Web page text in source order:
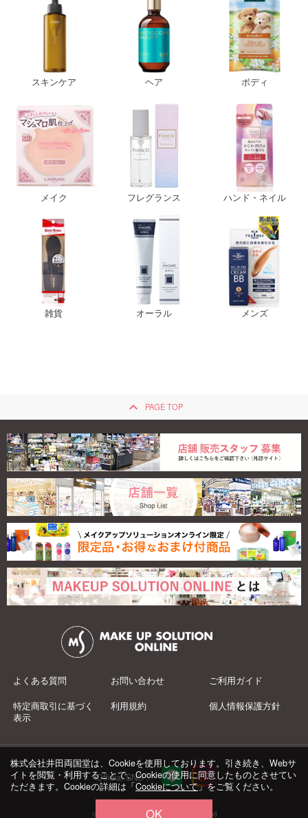
スキンケア ヘア ボディ
メイク フレグランス ハンド・ネイル
雑貨 オーラル メンズ
keyboard_arrow_up PAGE TOP
よくある質問 お問い合わせ ご利用ガイド
特定商取引に基づく
表示
利用規約 個人情報保護方針
Official SNS：
© 井田両国堂 Co.,Ltd.All Rights Reserved
株式会社井田両国堂は、Cookieを使用しております。引き続き、Webサ
イトを閲覧・利用することで、Cookieの使用に同意したものとさせてい
ただきます。Cookieの詳細は「Cookieについて」をご覧ください。
OK